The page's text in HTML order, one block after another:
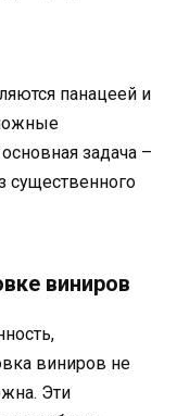
панацеей и
задача –
существенного
виниров
виниров не
Эти